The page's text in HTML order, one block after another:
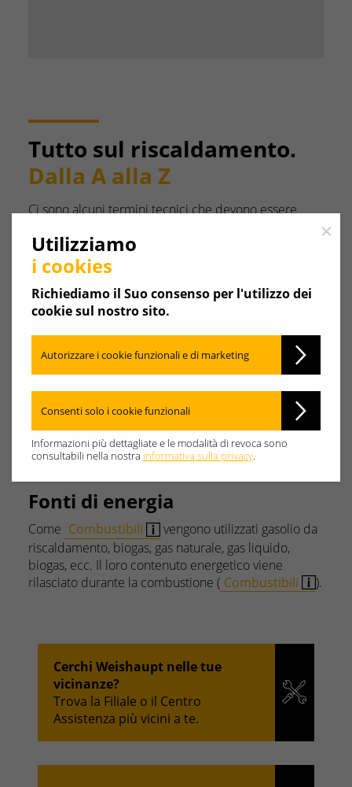
Tutto sul riscaldamento.
Dalla A alla Z
Ci sono alcuni termini tecnici che devono essere
troverete tutto ciò che è importante. In ordine
alfabetico.
A B C D E F
G
H
I J K L M
N
O
P Q R S T
U
V
W X Y Z
Fonti di energia
Come Combustibili
vengono utilizzati gasolio da
riscaldamento, biogas, gas naturale, gas liquido,
biogas, ecc. Il loro contenuto energetico viene
rilasciato durante la combustione ( Combustibili ).
Cerchi Weishaupt nelle tue
vicinanze?
Trova la Filiale o il Centro
Assistenza più vicini a te.
Close
Utilizziamo
i cookies
Richiediamo il Suo consenso per l'utilizzo dei
cookie sul nostro sito.
Autorizzare i cookie funzionali e di marketing
Consenti solo i cookie funzionali
Informazioni più dettagliate e le modalità di revoca sono
consultabili nella nostra informativa sulla privacy.